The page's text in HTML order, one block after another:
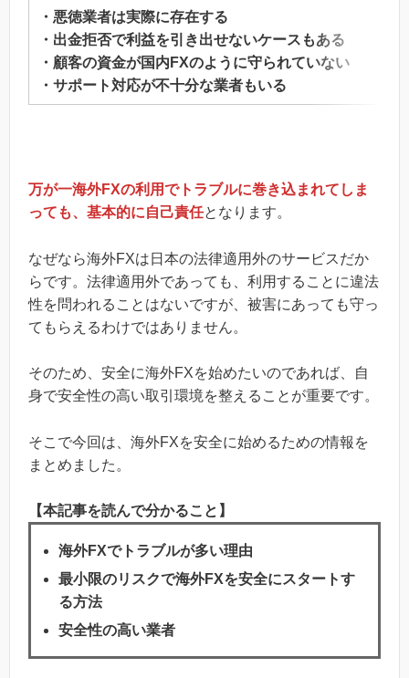
・悪徳業者は実際に存在する
・出金拒否で利益を引き出せないケースもある
・顧客の資金が国内FXのように守られていない
・サポート対応が不十分な業者もいる
万が一海外FXの利用でトラブルに巻き込まれてしま
っても、基本的に自己責任となります。
なぜなら海外FXは日本の法律適用外のサービスだか
らです。法律適用外であっても、利用することに違法
性を問われることはないですが、被害にあっても守っ
てもらえるわけではありません。
そのため、安全に海外FXを始めたいのであれば、自
身で安全性の高い取引環境を整えることが重要です。
そこで今回は、海外FXを安全に始めるための情報を
まとめました。
【本記事を読んで分かること】
海外FXでトラブルが多い理由
最小限のリスクで海外FXを安全にスタートす
る方法
安全性の高い業者